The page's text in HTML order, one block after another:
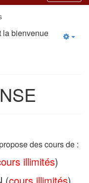
la bienvenue
des cours de :
illimités)